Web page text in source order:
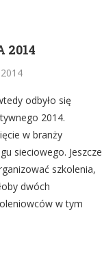
2014
odbyło się
2014.
w branży
sieciowego. Jeszcze
szkolenia,
dwóch
w tym